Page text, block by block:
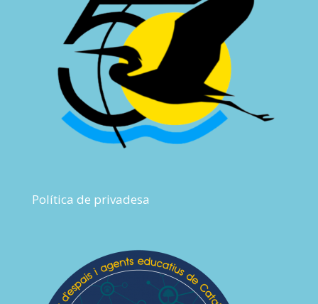
Política de privadesa